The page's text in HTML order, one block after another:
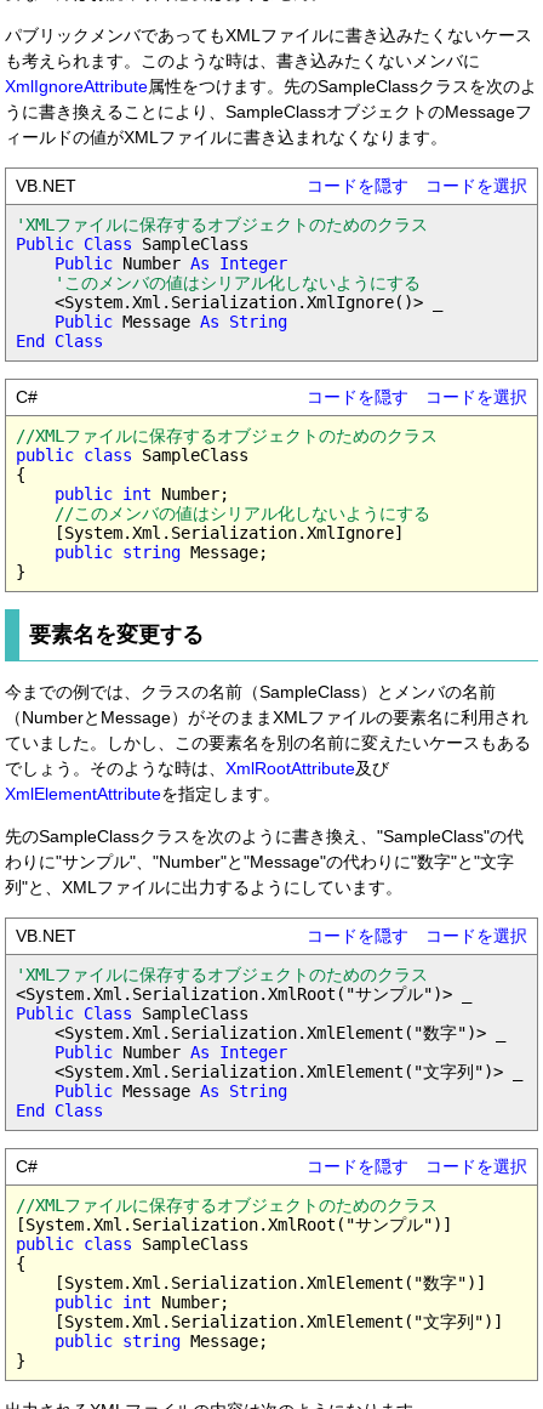
パブリックメンバであってもXMLファイルに書き込みたくないケース
も考えられます。このような時は、書き込みたくないメンバに
XmlIgnoreAttribute属性をつけます。先のSampleClassクラスを次のよ
うに書き換えることにより、SampleClassオブジェクトのMessageフ
ィールドの値がXMLファイルに書き込まれなくなります。
VB.NET コードを隠す
コードを選択
'XMLファイルに保存するオブジェクトのためのクラス
Public Class SampleClass
Public Number As Integer
'このメンバの値はシリアル化しないようにする
    <System.Xml.Serialization.XmlIgnore()> _
Public Message As String
End Class
C# コードを隠す
コードを選択
//XMLファイルに保存するオブジェクトのためのクラス
public class SampleClass
{
public int Number;
//このメンバの値はシリアル化しないようにする
    [System.Xml.Serialization.XmlIgnore]
public string Message;
要素名を変更する
今までの例では、クラスの名前（SampleClass）とメンバの名前
（NumberとMessage）がそのままXMLファイルの要素名に利用され
ていました。しかし、この要素名を別の名前に変えたいケースもある
でしょう。そのような時は、 XmlRootAttribute及び
XmlElementAttributeを指定します。
先のSampleClassクラスを次のように書き換え、"SampleClass"の代
わりに"サンプル"、"Number"と"Message"の代わりに"数字"と"文字
列"と、XMLファイルに出力するようにしています。
VB.NET コードを隠す
コードを選択
'XMLファイルに保存するオブジェクトのためのクラス
Public Class SampleClass
    <System.Xml.Serialization.XmlElement("数字")> _
Public Number As Integer
    <System.Xml.Serialization.XmlElement("文字列")> _
Public Message As String
End Class
C# コードを隠す
コードを選択
//XMLファイルに保存するオブジェクトのためのクラス
public class SampleClass
{
    [System.Xml.Serialization.XmlElement("数字")]
public int Number;
    [System.Xml.Serialization.XmlElement("文字列")]
public string Message;